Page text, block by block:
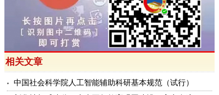
相关文章
中国社会科学院人工智能辅助科研基本规范（试行）